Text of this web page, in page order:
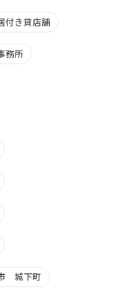
き貸店舗
務所
城下町